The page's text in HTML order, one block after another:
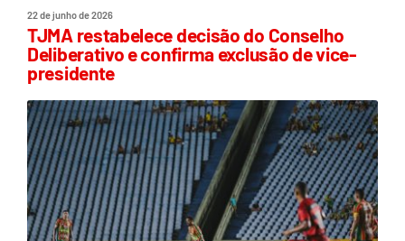
22 de junho de 2026
TJMA restabelece decisão do Conselho
Deliberativo e confirma exclusão de vice-
presidente